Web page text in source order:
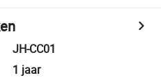
JH-CC01
1 jaar